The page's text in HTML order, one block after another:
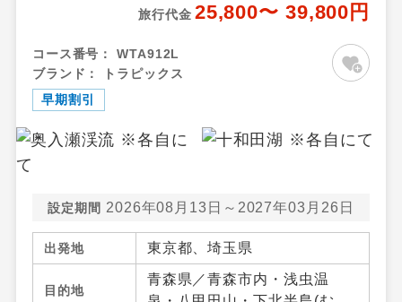
旅行代金 25,800〜 39,800円
コース番号：
WTA912L
ブランド：
トラピックス
早期割引
設定期間 2026年08月13日～2027年03月26日
出発地 東京都、埼玉県
目的地
青森県／青森市内・浅虫温